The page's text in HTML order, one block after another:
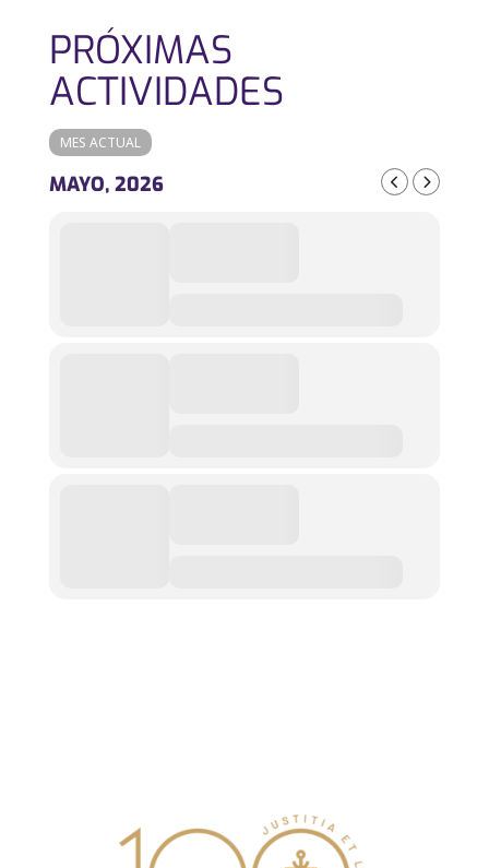
PRÓXIMAS
ACTIVIDADES
MES ACTUAL
MAYO, 2026